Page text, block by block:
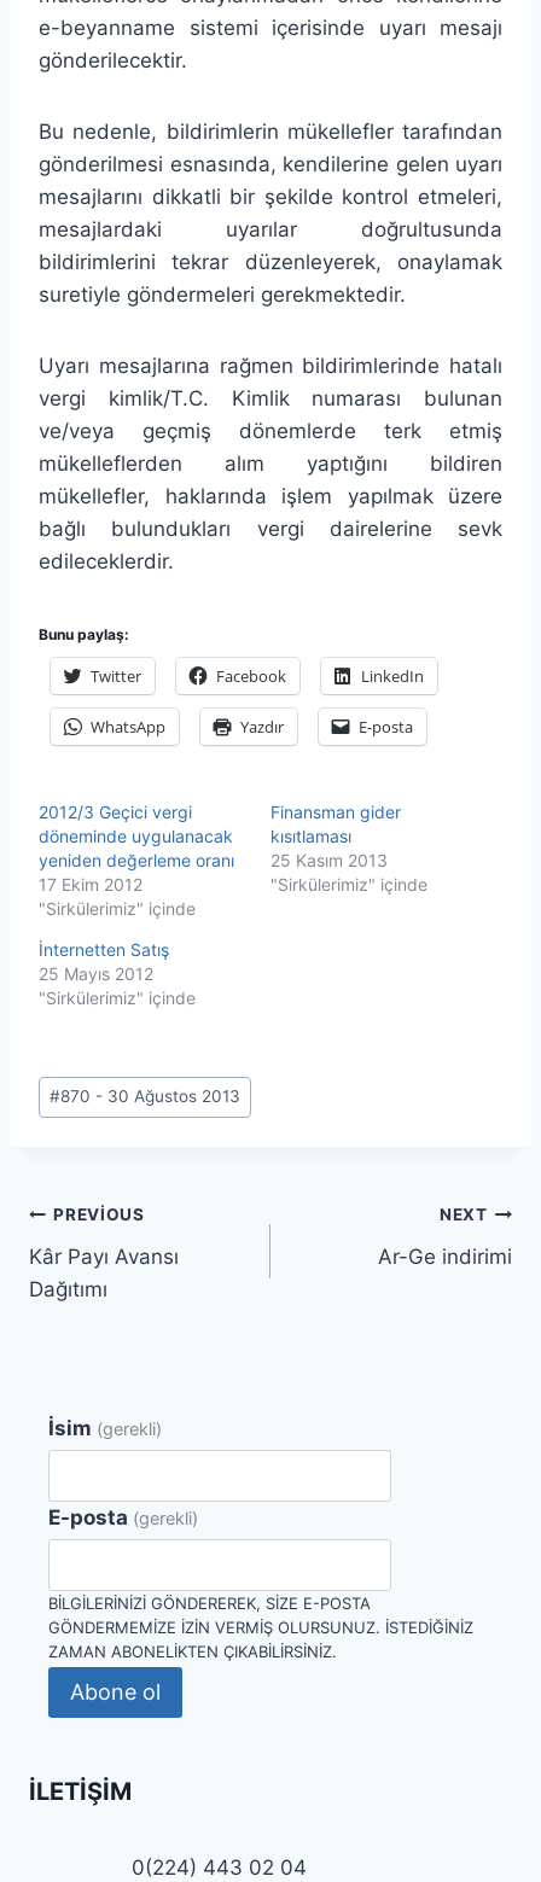
e-beyanname sistemi içerisinde uyarı mesajı
gönderilecektir.
Bu nedenle, bildirimlerin mükellefler tarafından
gönderilmesi esnasında, kendilerine gelen uyarı
mesajlarını dikkatli bir şekilde kontrol etmeleri,
mesajlardaki uyarılar doğrultusunda
bildirimlerini tekrar düzenleyerek, onaylamak
suretiyle göndermeleri gerekmektedir.
Uyarı mesajlarına rağmen bildirimlerinde hatalı
vergi kimlik/T.C. Kimlik numarası bulunan
ve/veya geçmiş dönemlerde terk etmiş
mükelleflerden alım yaptığını bildiren
mükellefler, haklarında işlem yapılmak üzere
bağlı bulundukları vergi dairelerine sevk
edileceklerdir.
Bunu paylaş:
Twitter Facebook LinkedIn
WhatsApp Yazdır E-posta
2012/3 Geçici vergi
döneminde uygulanacak
yeniden değerleme oranı
17 Ekim 2012
"Sirkülerimiz" içinde
Finansman gider
kısıtlaması
25 Kasım 2013
"Sirkülerimiz" içinde
İnternetten Satış
25 Mayıs 2012
"Sirkülerimiz" içinde
Post
Tags:
#870 - 30 Ağustos 2013
Yazı
gezinmesi
PREVIOUS
Kâr Payı Avansı
Dağıtımı
NEXT
Ar-Ge indirimi
İsim (gerekli)
E-posta (gerekli)
BILGILERINIZI GÖNDEREREK, SIZE E-POSTA
GÖNDERMEMIZE IZIN VERMIŞ OLURSUNUZ. İSTEDIĞINIZ
ZAMAN ABONELIKTEN ÇIKABILIRSINIZ.
Abone ol
İLETIŞIM
0(224) 443 02 04